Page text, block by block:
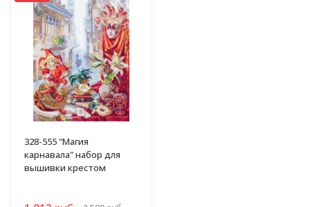
328-555 "Магия
карнавала" набор для
вышивки крестом